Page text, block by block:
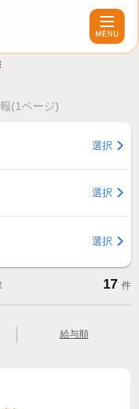
(1ページ)
選択
選択
選択
17 件
給与順